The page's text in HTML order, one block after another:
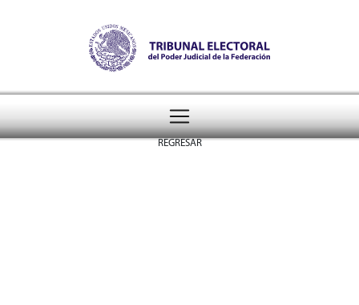
Tribunal Electoral del
header
REGRESAR